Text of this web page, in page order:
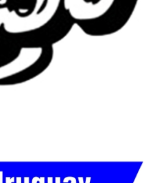
ASME al límite: Paraná, formato
exprés y un domingo a todo o nada